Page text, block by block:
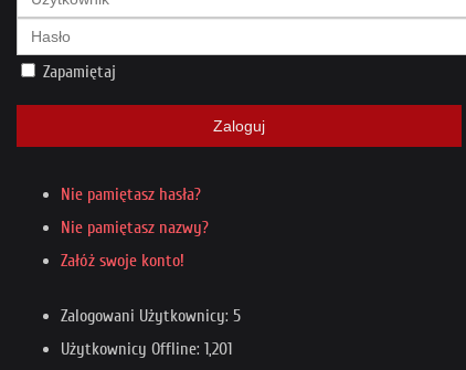
Zapamiętaj
Zaloguj
Nie pamiętasz hasła?
Nie pamiętasz nazwy?
Załóż swoje konto!
Zalogowani Użytkownicy: 5
Użytkownicy Offline: 1,201